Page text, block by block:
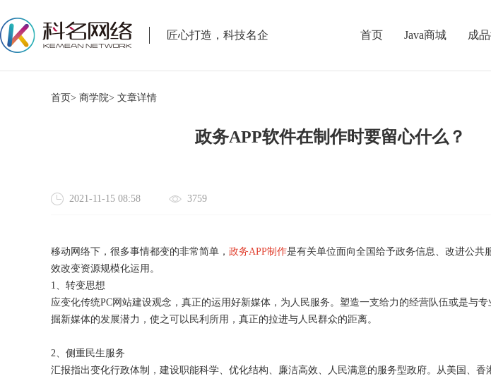
匠心打造，科技名企 首页 Java商城 成
首页> 商学院> 文章详情
政务APP软件在制作时要留心什么？
2021-11-15 08:58 3759
移动网络下，很多事情都变的非常简单， 政务APP制作是有关单位面向全国给予政务信息、改进公共
效改变资源规模化运用。
1、转变思想
应变化传统PC网站建设观念，真正的运用好新媒体，为人民服务。塑造一支给力的经营队伍或是与
掘新媒体的发展潜力，使之可以民利所用，真正的拉进与人民群众的距离。
2、侧重民生服务
汇报指出变化行政体制，建设职能科学、优化结构、廉洁高效、人民满意的服务型政府。从美国、香